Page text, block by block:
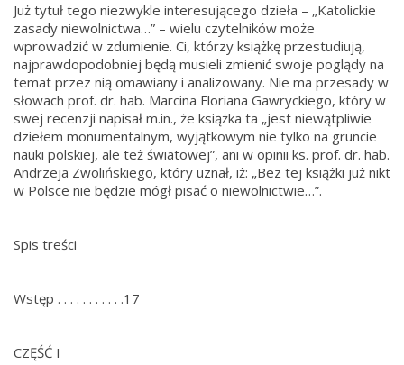
Już tytuł tego niezwykle interesującego dzieła – „Katolickie
zasady niewolnictwa…” – wielu czytelników może
wprowadzić w zdumienie. Ci, którzy książkę przestudiują,
najprawdopodobniej będą musieli zmienić swoje poglądy na
temat przez nią omawiany i analizowany. Nie ma przesady w
słowach prof. dr. hab. Marcina Floriana Gawryckiego, który w
swej recenzji napisał m.in., że książka ta „jest niewątpliwie
dziełem monumentalnym, wyjątkowym nie tylko na gruncie
nauki polskiej, ale też światowej”, ani w opinii ks. prof. dr. hab.
Andrzeja Zwolińskiego, który uznał, iż: „Bez tej książki już nikt
w Polsce nie będzie mógł pisać o niewolnictwie…”.
Spis treści
Wstęp . . . . . . . . . . .17
CZĘŚĆ I